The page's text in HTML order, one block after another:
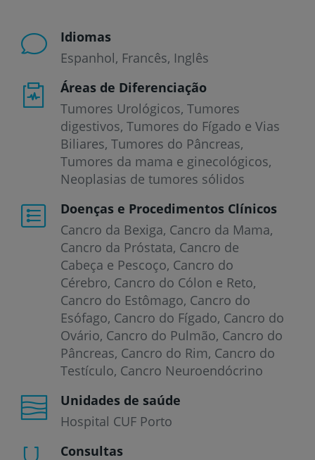
Idiomas
Espanhol Francês Inglês
Áreas de Diferenciação
Tumores Urológicos, Tumores
digestivos, Tumores do Fígado e Vias
Biliares, Tumores do Pâncreas,
Tumores da mama e ginecológicos,
Neoplasias de tumores sólidos
Doenças e Procedimentos Clínicos
Cancro da Bexiga Cancro da Mama
Cancro da Próstata Cancro de
Cabeça e Pescoço Cancro do
Cérebro Cancro do Cólon e Reto
Cancro do Estômago Cancro do
Esófago Cancro do Fígado Cancro do
Ovário Cancro do Pulmão Cancro do
Pâncreas Cancro do Rim Cancro do
Testículo Cancro Neuroendócrino
Unidades de saúde
Hospital CUF Porto
Consultas